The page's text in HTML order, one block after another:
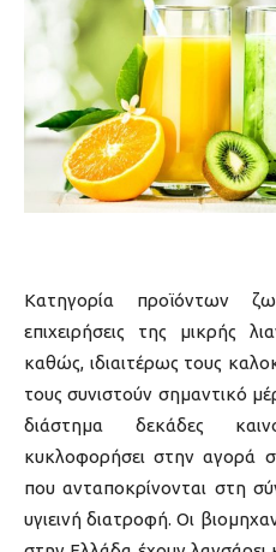
Κατηγορία προϊόντων
επιχειρήσεις της μικρής
καθώς, ιδιαιτέρως τους
τους συνιστούν σημαντικό
διάστημα δεκάδες
κυκλοφορήσει στην αγορά
που ανταποκρίνονται στη
υγιεινή διατροφή. Οι